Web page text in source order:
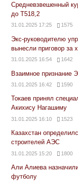
Средневзвешенный
до Т518,2
31.01.2025 17:25 1575
Экс-руководителю
вынесли приговор за
31.01.2025 16:54 1642
Взаимное признание
31.01.2025 16:42 1590
Токаев принял
Акихису Нагашиму
31.01.2025 16:10 1523
Казахстан
строителей АЭС
31.01.2025 15:20 1800
Али Алиева
футболу